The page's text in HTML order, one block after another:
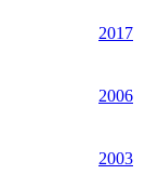
2017
2006
2003